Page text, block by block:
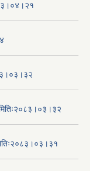
मितिः२०८३।०३।३२